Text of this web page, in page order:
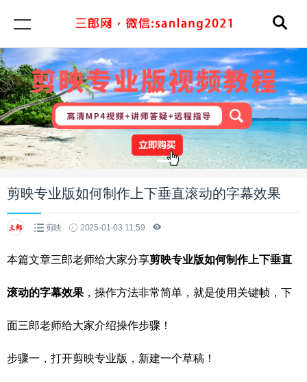
剪映专业版如何制作上下垂直滚动的字幕效果
剪映 2025-01-03 11:59
本篇文章三郎老师给大家分享剪映专业版如何制作上下垂直
滚动的字幕效果 ，操作方法非常简单，就是使用关键帧，下
面三郎老师给大家介绍操作步骤！
步骤一，打开剪映专业版，新建一个草稿！